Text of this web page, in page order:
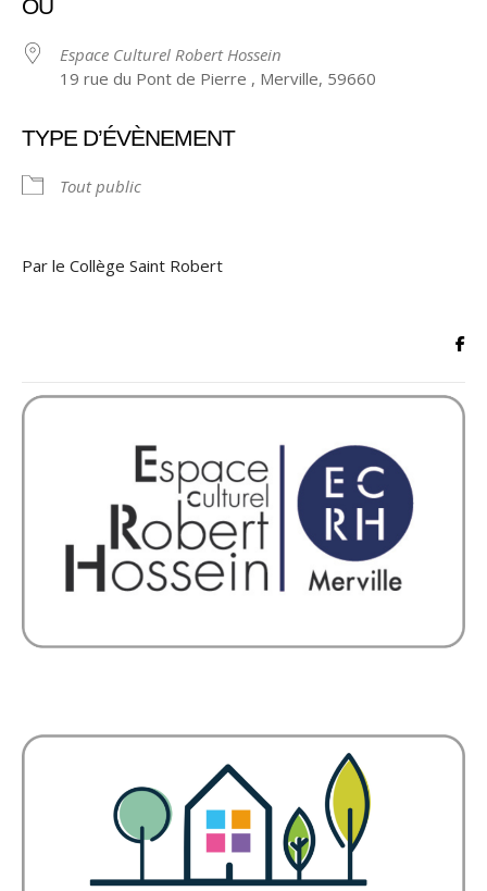
OÙ
Espace Culturel Robert Hossein
19 rue du Pont de Pierre , Merville, 59660
TYPE D’ÉVÈNEMENT
Tout public
Par le Collège Saint Robert